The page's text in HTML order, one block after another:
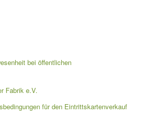
bei öffentlichen
Fabrik e.V.
für den Eintrittskartenverkauf